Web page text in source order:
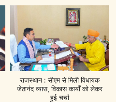
राजस्थान : सीएम से मिली विधायक
जेठानंद व्यास, विकास कार्यों को लेकर
हुई चर्चा